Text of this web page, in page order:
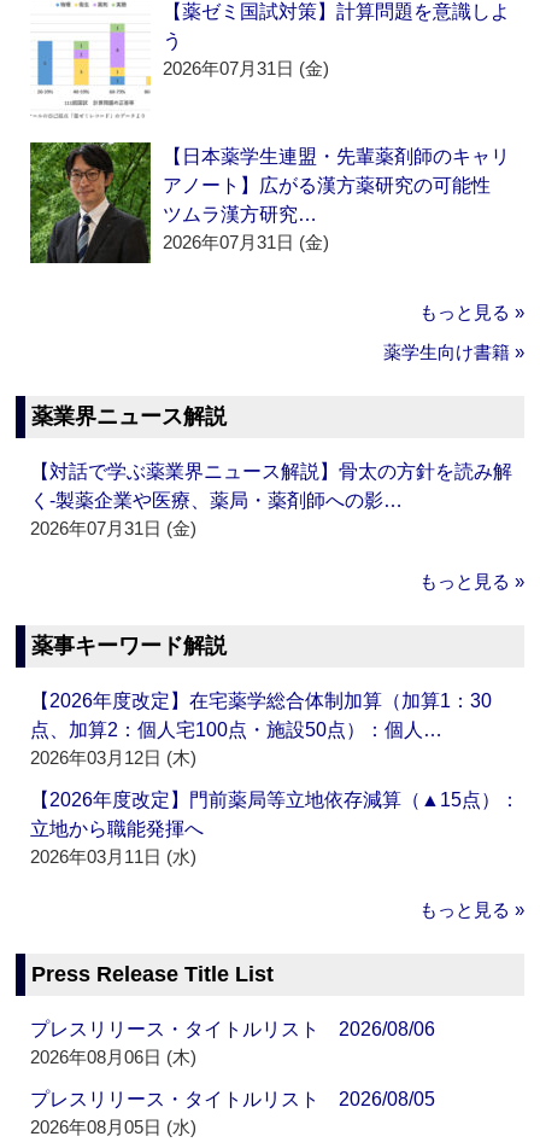
【薬ゼミ国試対策】計算問題を意識しよ
う
2026年07月31日 (金)
【日本薬学生連盟・先輩薬剤師のキャリ
アノート】広がる漢方薬研究の可能性
ツムラ漢方研究…
2026年07月31日 (金)
もっと見る »
薬学生向け書籍 »
薬業界ニュース解説
【対話で学ぶ薬業界ニュース解説】骨太の方針を読み解
く‐製薬企業や医療、薬局・薬剤師への影…
2026年07月31日 (金)
もっと見る »
薬事キーワード解説
【2026年度改定】在宅薬学総合体制加算（加算1：30
点、加算2：個人宅100点・施設50点）：個人…
2026年03月12日 (木)
【2026年度改定】門前薬局等立地依存減算（▲15点）：
立地から職能発揮へ
2026年03月11日 (水)
もっと見る »
Press Release Title List
プレスリリース・タイトルリスト 2026/08/06
2026年08月06日 (木)
プレスリリース・タイトルリスト 2026/08/05
2026年08月05日 (水)